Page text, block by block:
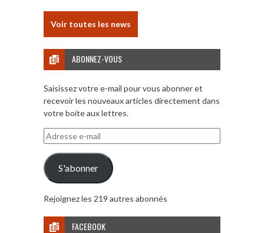
Voir toutes les news
ABONNEZ-VOUS
Saisissez votre e-mail pour vous abonner et
recevoir les nouveaux articles directement dans
votre boite aux lettres.
Adresse
e-
mail
S'abonner
Rejoignez les 219 autres abonnés
FACEBOOK